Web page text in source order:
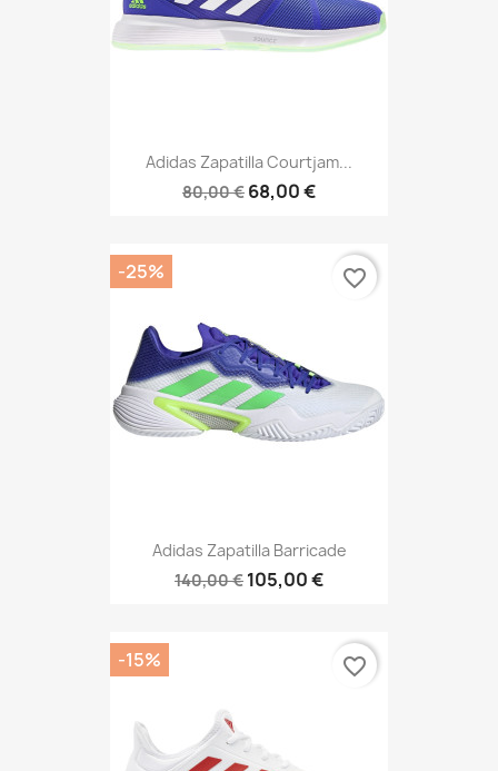
Adidas Zapatilla Courtjam...
80,00 € 68,00 €
Adidas Zapatilla Barricade
140,00 € 105,00 €
-25% favorite_border
-15% favorite_border